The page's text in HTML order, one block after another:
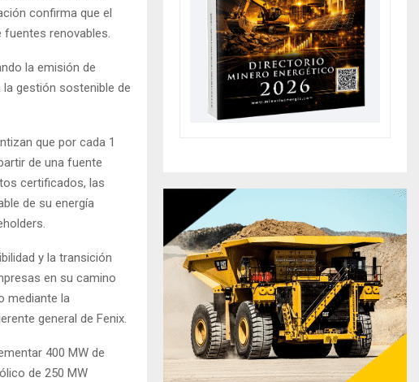
confirma que el
renovables.
la emisión de
la gestión sostenible de
que por cada 1
de una fuente
certificados, las
de su energía
y la transición
en su camino
mediante la
general de Fenix.
400 MW de
de 250 MW